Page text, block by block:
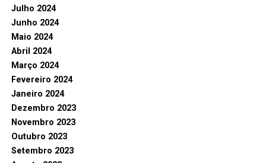
Julho 2024
Junho 2024
Maio 2024
Abril 2024
Março 2024
Fevereiro 2024
Janeiro 2024
Dezembro 2023
Novembro 2023
Outubro 2023
Setembro 2023